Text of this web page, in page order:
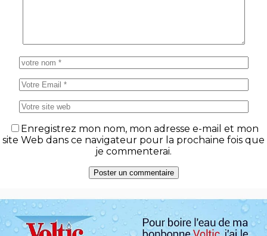
Enregistrez mon nom, mon adresse e-mail et mon
site Web dans ce navigateur pour la prochaine fois que
je commenterai.